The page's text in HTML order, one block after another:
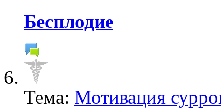
Бесплодие
Тема: Мотивация